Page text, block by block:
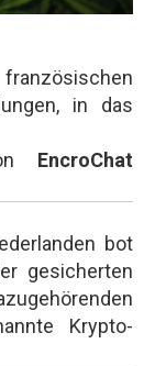
in das
EncroChat
bot
gesicherten
Krypto-